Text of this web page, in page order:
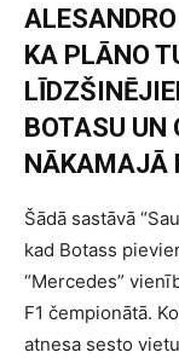
KA PLĀNO
BOTASU UN
NĀKAMAJĀ
Šādā sastāvā
kad Botass
“Mercedes”
F1 čempionātā.
atnesa sesto